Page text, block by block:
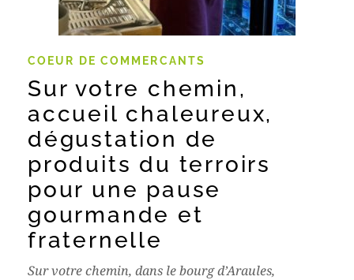
COEUR DE COMMERCANTS
Sur votre chemin,
accueil chaleureux,
dégustation de
produits du terroirs
pour une pause
gourmande et
fraternelle
Sur votre chemin, dans le bourg d’Araules,